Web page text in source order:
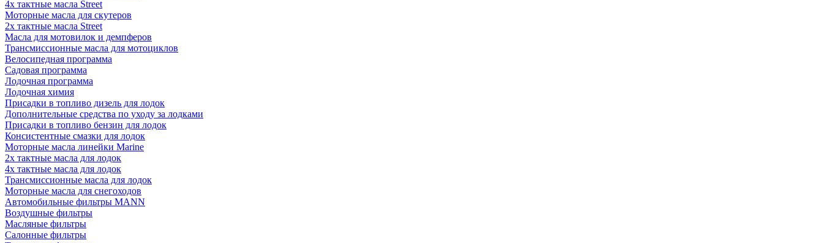
4х тактные масла Street
Моторные масла для скутеров
2х тактные масла Street
Масла для мотовилок и демпферов
Трансмиссионные масла для мотоциклов
Велосипедная программа
Садовая программа
Лодочная программа
Лодочная химия
Присадки в топливо дизель для лодок
Дополнительные средства по уходу за лодками
Присадки в топливо бензин для лодок
Консистентные смазки для лодок
Моторные масла линейки Marine
2х тактные масла для лодок
4х тактные масла для лодок
Трансмиссионные масла для лодок
Моторные масла для снегоходов
Автомобильные фильтры MANN
Воздушные фильтры
Масляные фильтры
Салонные фильтры